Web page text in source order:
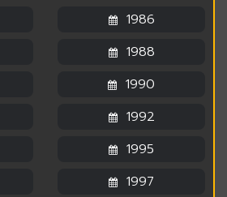
1986
1988
1990
1992
1995
1997